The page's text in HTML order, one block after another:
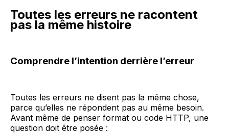
Toutes les erreurs ne racontent
pas la même histoire
Comprendre l’intention derrière l’erreur
Toutes les erreurs ne disent pas la même chose,
parce qu’elles ne répondent pas au même besoin.
Avant même de penser format ou code HTTP, une
question doit être posée :